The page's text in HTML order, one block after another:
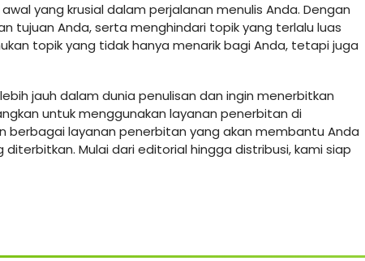
yang krusial dalam perjalanan menulis Anda. Dengan
tujuan Anda, serta menghindari topik yang terlalu luas
topik yang tidak hanya menarik bagi Anda, tetapi juga
jauh dalam dunia penulisan dan ingin menerbitkan
untuk menggunakan layanan penerbitan di
berbagai layanan penerbitan yang akan membantu Anda
Mulai dari editorial hingga distribusi, kami siap